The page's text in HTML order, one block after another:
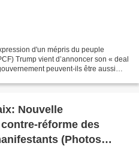
Trump vient d’annoncer son « deal
peuvent-ils être aussi
Nouvelle
réforme des
(Photos